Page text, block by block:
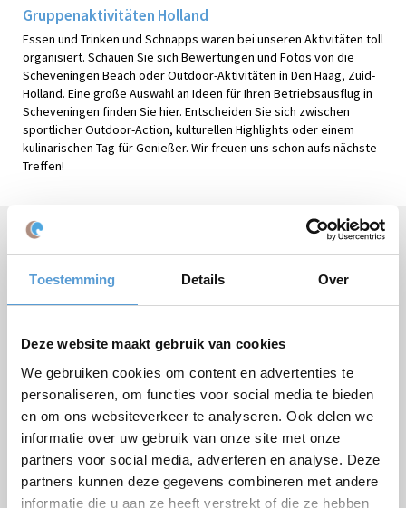
Toestemming Details Over
Deze website maakt gebruik van cookies
We gebruiken cookies om content en advertenties te
personaliseren, om functies voor social media te bieden
en om ons websiteverkeer te analyseren. Ook delen we
informatie over uw gebruik van onze site met onze
partners voor social media, adverteren en analyse. Deze
partners kunnen deze gegevens combineren met andere
informatie die u aan ze heeft verstrekt of die ze hebben
Gruppenaktivitäten Holland
Essen und Trinken und Schnapps waren bei unseren Aktivitäten toll
organisiert. Schauen Sie sich Bewertungen und Fotos von die
Scheveningen Beach oder Outdoor-Aktivitäten in Den Haag, Zuid-
Holland. Eine große Auswahl an Ideen für Ihren Betriebsausflug in
Scheveningen finden Sie hier. Entscheiden Sie sich zwischen
sportlicher Outdoor-Action, kulturellen Highlights oder einem
kulinarischen Tag für Genießer. Wir freuen uns schon aufs nächste
Treffen!
Frageper E-Mail
Kostenloses Angebot:
Paket
Firmen/Gruppenname